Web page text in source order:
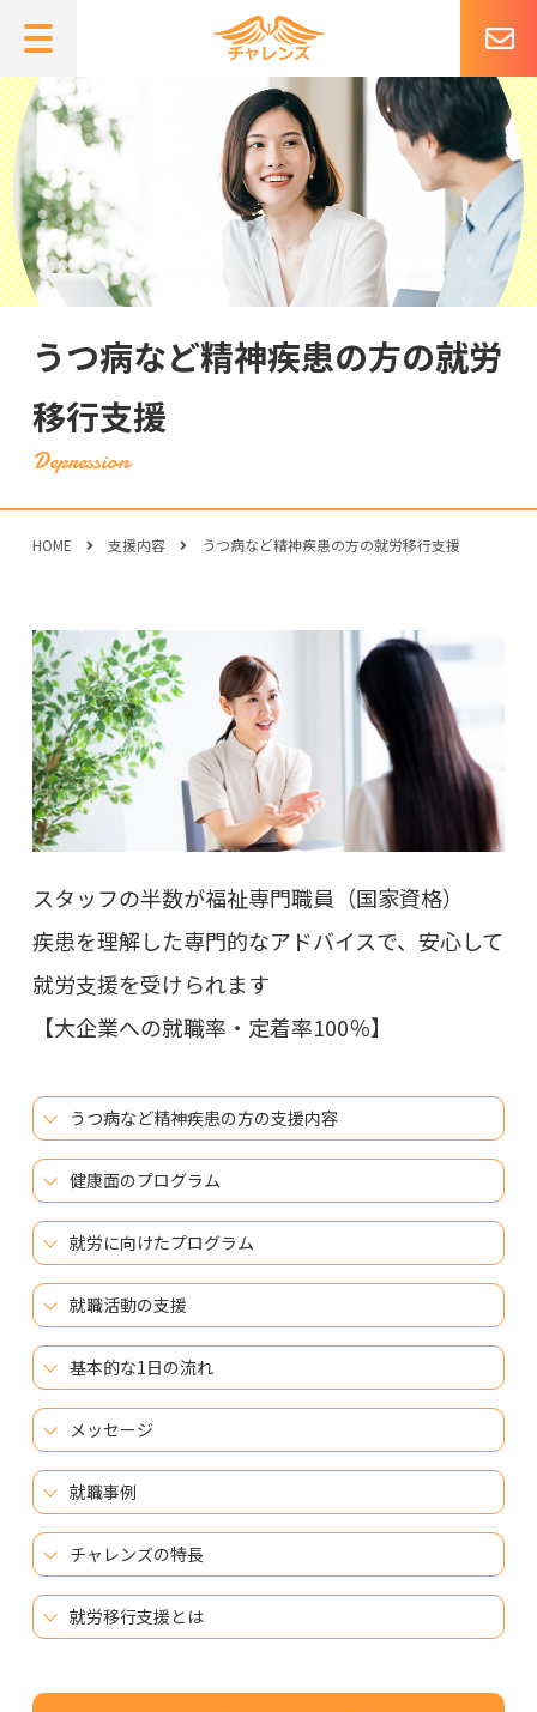
うつ病など精神疾患の方の就労
移行支援
HOME 支援内容 うつ病など精神疾患の方の就労移行支援
スタッフの半数が福祉専門職員（国家資格）
疾患を理解した専門的なアドバイスで、安心して
就労支援を受けられます
【大企業への就職率・定着率100％】
うつ病など精神疾患の方の支援内容
健康面のプログラム
就労に向けたプログラム
就職活動の支援
基本的な1日の流れ
メッセージ
就職事例
チャレンズの特長
就労移行支援とは